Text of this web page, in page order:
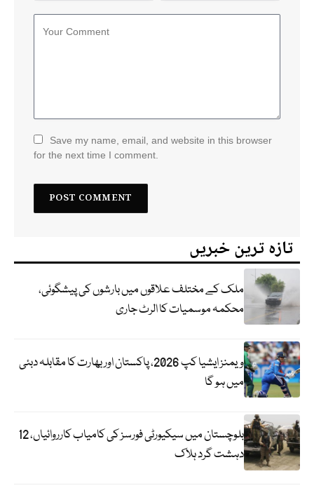
Save my name, email, and website in this browser
for the next time I comment.
تازہ ترین خبریں
ملک کے مختلف علاقوں میں بارشوں کی پیشگوئی،
محکمہ موسمیات کا الرٹ جاری
ویمنز ایشیا کپ 2026، پاکستان اور بھارت کا مقابلہ دبئی
میں ہو گا
بلوچستان میں سیکیورٹی فورسز کی کامیاب کارروائیاں، 12
دہشت گرد ہلاک